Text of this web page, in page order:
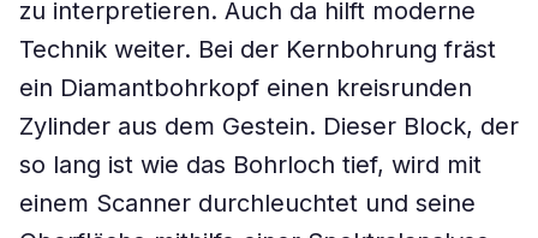
zu interpretieren. Auch da hilft moderne
Technik weiter. Bei der Kernbohrung fräst
ein Diamantbohrkopf einen kreisrunden
Zylinder aus dem Gestein. Dieser Block, der
so lang ist wie das Bohrloch tief, wird mit
einem Scanner durchleuchtet und seine